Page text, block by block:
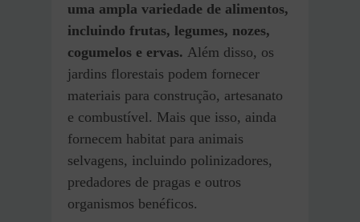
uma ampla variedade de alimentos,
incluindo frutas, legumes, nozes,
cogumelos e ervas. Além disso, os
jardins florestais podem fornecer
materiais para construção, artesanato
e combustível. Mais que isso, ainda
fornecem habitat para animais
selvagens, incluindo polinizadores,
predadores de pragas e outros
organismos benéficos.